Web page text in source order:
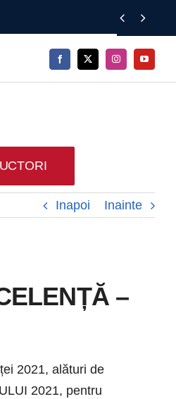
 
Inapoi Inainte
–
2021, alături de
2021, pentru